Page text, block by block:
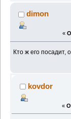
dimon
«
Кто ж его посадит,
kovdor
«